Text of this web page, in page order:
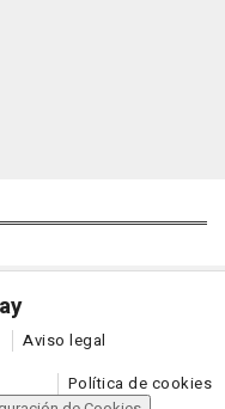
Aviso legal
Política de cookies